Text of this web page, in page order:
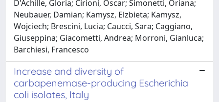
D'Achille, Gloria; Cirioni, Oscar; Simonetti, Oriana;
Neubauer, Damian; Kamysz, Elzbieta; Kamysz,
Wojciech; Brescini, Lucia; Caucci, Sara; Caggiano,
Giuseppina; Giacometti, Andrea; Morroni, Gianluca;
Barchiesi, Francesco
Increase and diversity of
carbapenemase-producing Escherichia
coli isolates, Italy